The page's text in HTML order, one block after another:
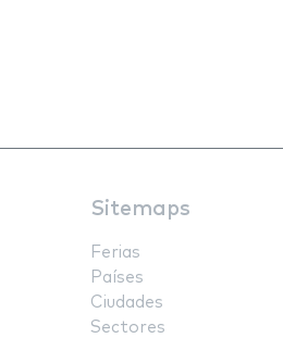
Sitemaps
Ferias
Países
Ciudades
Sectores